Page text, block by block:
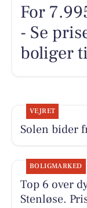
For
- Se
boliger
VEJRET
Solen bider
BOLIGMARKED
Top 6 over
Stenløse.